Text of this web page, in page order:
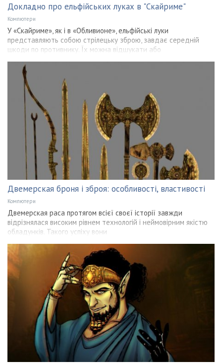
Докладно про ельфійських луках в "Скайриме"
Компютери
У «Скайриме», як і в «Обливионе», ельфійські луки
представляють собою стрілецьку зброю, завдає середній
шкоди по противнику. Їх можна відшукати або
Двемерская броня і зброя: особливості, властивості
Компютери
Двемерская раса протягом всієї своєї історії завжди
відрізнялася високим рівнем технологій і неймовірним якістю
обладунків. Такого успіху вони